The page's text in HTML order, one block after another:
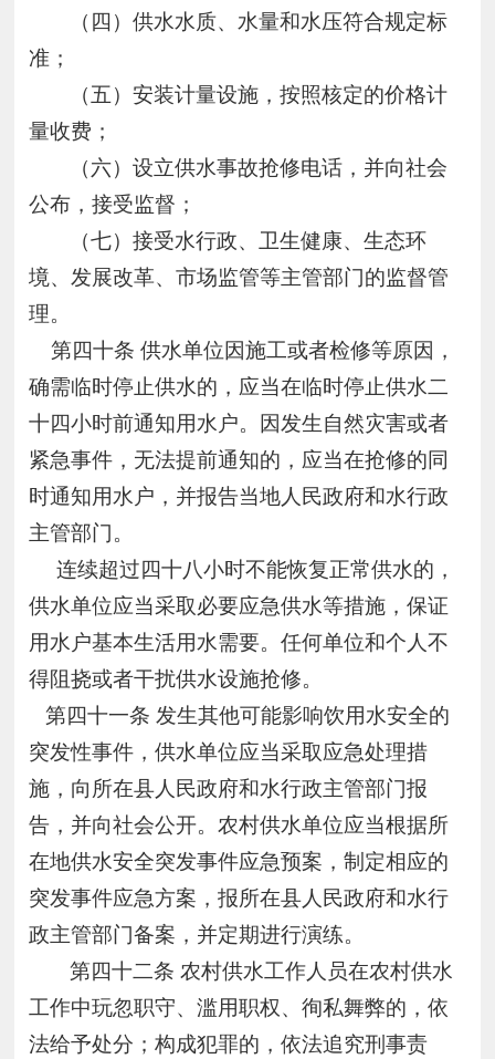
（四）供水水质、水量和水压符合规定标
准；
（五）安装计量设施，按照核定的价格计
量收费；
（六）设立供水事故抢修电话，并向社会
公布，接受监督；
（七）接受水行政、卫生健康、生态环
境、发展改革、市场监管等主管部门的监督管
理。
第四十条 供水单位因施工或者检修等原因，
确需临时停止供水的，应当在临时停止供水二
十四小时前通知用水户。因发生自然灾害或者
紧急事件，无法提前通知的，应当在抢修的同
时通知用水户，并报告当地人民政府和水行政
主管部门。
连续超过四十八小时不能恢复正常供水的，
供水单位应当采取必要应急供水等措施，保证
用水户基本生活用水需要。任何单位和个人不
得阻挠或者干扰供水设施抢修。
第四十一条 发生其他可能影响饮用水安全的
突发性事件，供水单位应当采取应急处理措
施，向所在县人民政府和水行政主管部门报
告，并向社会公开。农村供水单位应当根据所
在地供水安全突发事件应急预案，制定相应的
突发事件应急方案，报所在县人民政府和水行
政主管部门备案，并定期进行演练。
第四十二条 农村供水工作人员在农村供水
工作中玩忽职守、滥用职权、徇私舞弊的，依
法给予处分；构成犯罪的，依法追究刑事责